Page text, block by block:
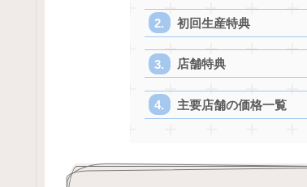
初回生産特典
店舗特典
主要店舗の価格一覧